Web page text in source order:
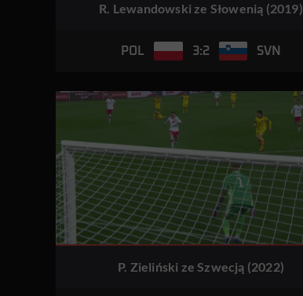
R. Lewandowski ze Słowenią (2019)
POL 3:2 SVN
P. Zieliński ze Szwecją (2022)